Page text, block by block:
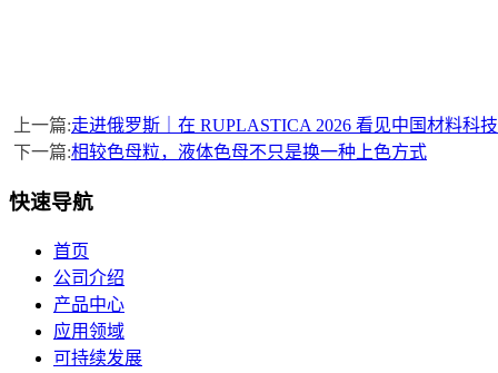
上一篇:走进俄罗斯｜在 RUPLASTICA 2026 看见中国材料科
下一篇:相较色母粒，液体色母不只是换一种上色方式
快速导航
首页
公司介绍
产品中心
应用领域
可持续发展